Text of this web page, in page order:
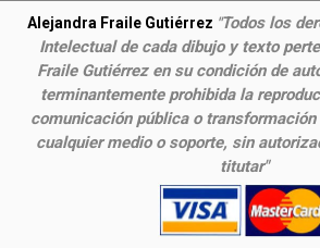
Alejandra Fraile Gutiérrez "Todos los
Intelectual de cada dibujo y texto
Fraile Gutiérrez en su condición de
terminantemente prohibida la
comunicación pública o transformación
cualquier medio o soporte, sin
titutar"